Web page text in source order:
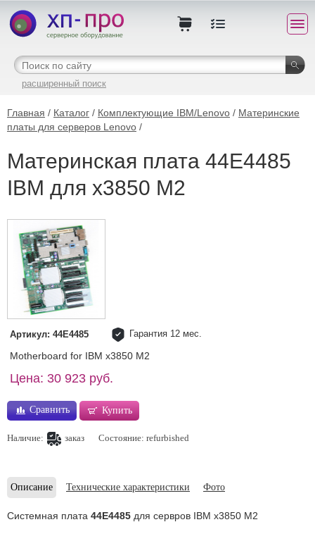
расширенный поиск
Главная / Каталог / Комплектующие IBM/Lenovo / Материнские
платы для серверов Lenovo /
Материнская плата 44E4485
IBM для x3850 M2
Артикул: 44E4485 Гарантия 12 мес.
Motherboard for IBM x3850 M2
Цена: 30 923 руб.
Сравнить Купить
Наличие: заказ Состояние: refurbished
Описание Технические характеристики Фото
Системная плата 44E4485 для сервров IBM x3850 M2